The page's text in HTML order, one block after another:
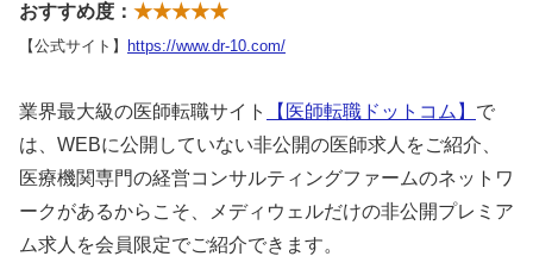
おすすめ度： ★★★★★
【公式サイト】 https://www.dr-10.com/
業界最大級の医師転職サイト 【医師転職ドットコム】 で
は、WEBに公開していない非公開の医師求人をご紹介、
医療機関専門の経営コンサルティングファームのネットワ
ークがあるからこそ、メディウェルだけの非公開プレミア
ム求人を会員限定でご紹介できます。